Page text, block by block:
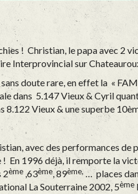
! Christian, le papa avec 2
Interprovincial sur
doute rare, en effet la «
dans 5.147 Vieux & Cyril
Vieux & une superbe
avec des performances de
1996 déjà, il remporte la
2ème ,63ème, 89ème, … places
La Souterraine 2002, 5ème